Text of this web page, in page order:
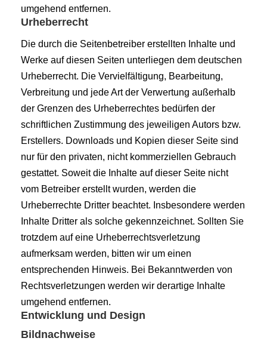
umgehend entfernen.
Urheberrecht
Die durch die Seitenbetreiber erstellten Inhalte und
Werke auf diesen Seiten unterliegen dem deutschen
Urheberrecht. Die Vervielfältigung, Bearbeitung,
Verbreitung und jede Art der Verwertung außerhalb
der Grenzen des Urheberrechtes bedürfen der
schriftlichen Zustimmung des jeweiligen Autors bzw.
Erstellers. Downloads und Kopien dieser Seite sind
nur für den privaten, nicht kommerziellen Gebrauch
gestattet. Soweit die Inhalte auf dieser Seite nicht
vom Betreiber erstellt wurden, werden die
Urheberrechte Dritter beachtet. Insbesondere werden
Inhalte Dritter als solche gekennzeichnet. Sollten Sie
trotzdem auf eine Urheberrechtsverletzung
aufmerksam werden, bitten wir um einen
entsprechenden Hinweis. Bei Bekanntwerden von
Rechtsverletzungen werden wir derartige Inhalte
umgehend entfernen.
Entwicklung und Design
Bildnachweise